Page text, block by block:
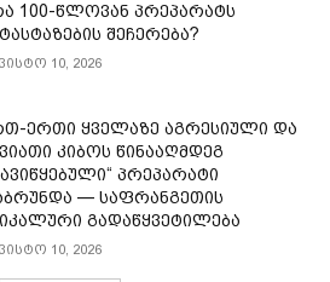
100-წლოვან პრეპარატს
შეჩერება?
10, 2026
ერთი ყველაზე აგრესიული და
კიბოს წინააღმდეგ
პრეპარატი
— საფრანგეთის
გადაწყვეტილება
10, 2026